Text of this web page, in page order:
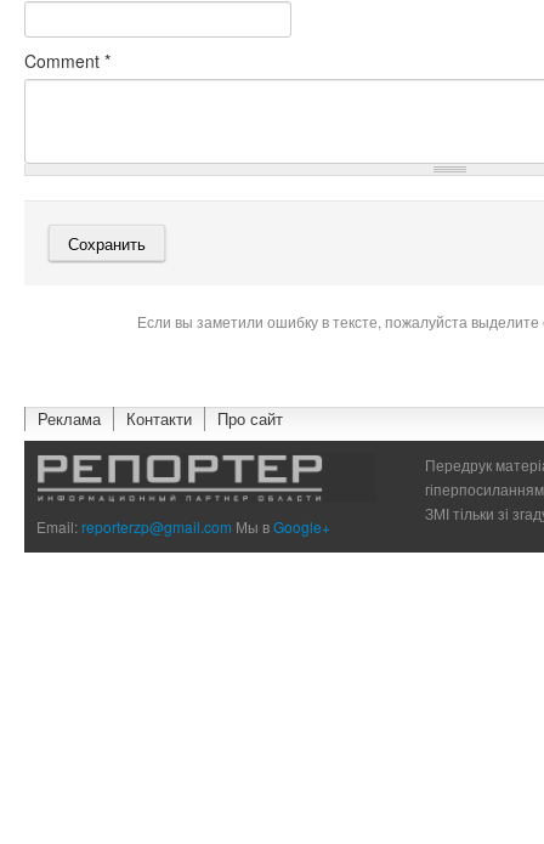
Comment *
Если вы заметили ошибку в тексте, пожалуйста
Реклама Контакти Про сайт
Email:reporterzp@gmail.com Мы вGoogle+
Передрук
ЗМІ тільки зі